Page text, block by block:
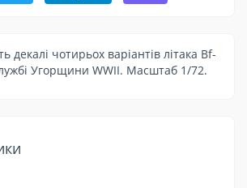
декалі чотирьох варіантів літака Bf-
Угорщини WWII. Масштаб 1/72.